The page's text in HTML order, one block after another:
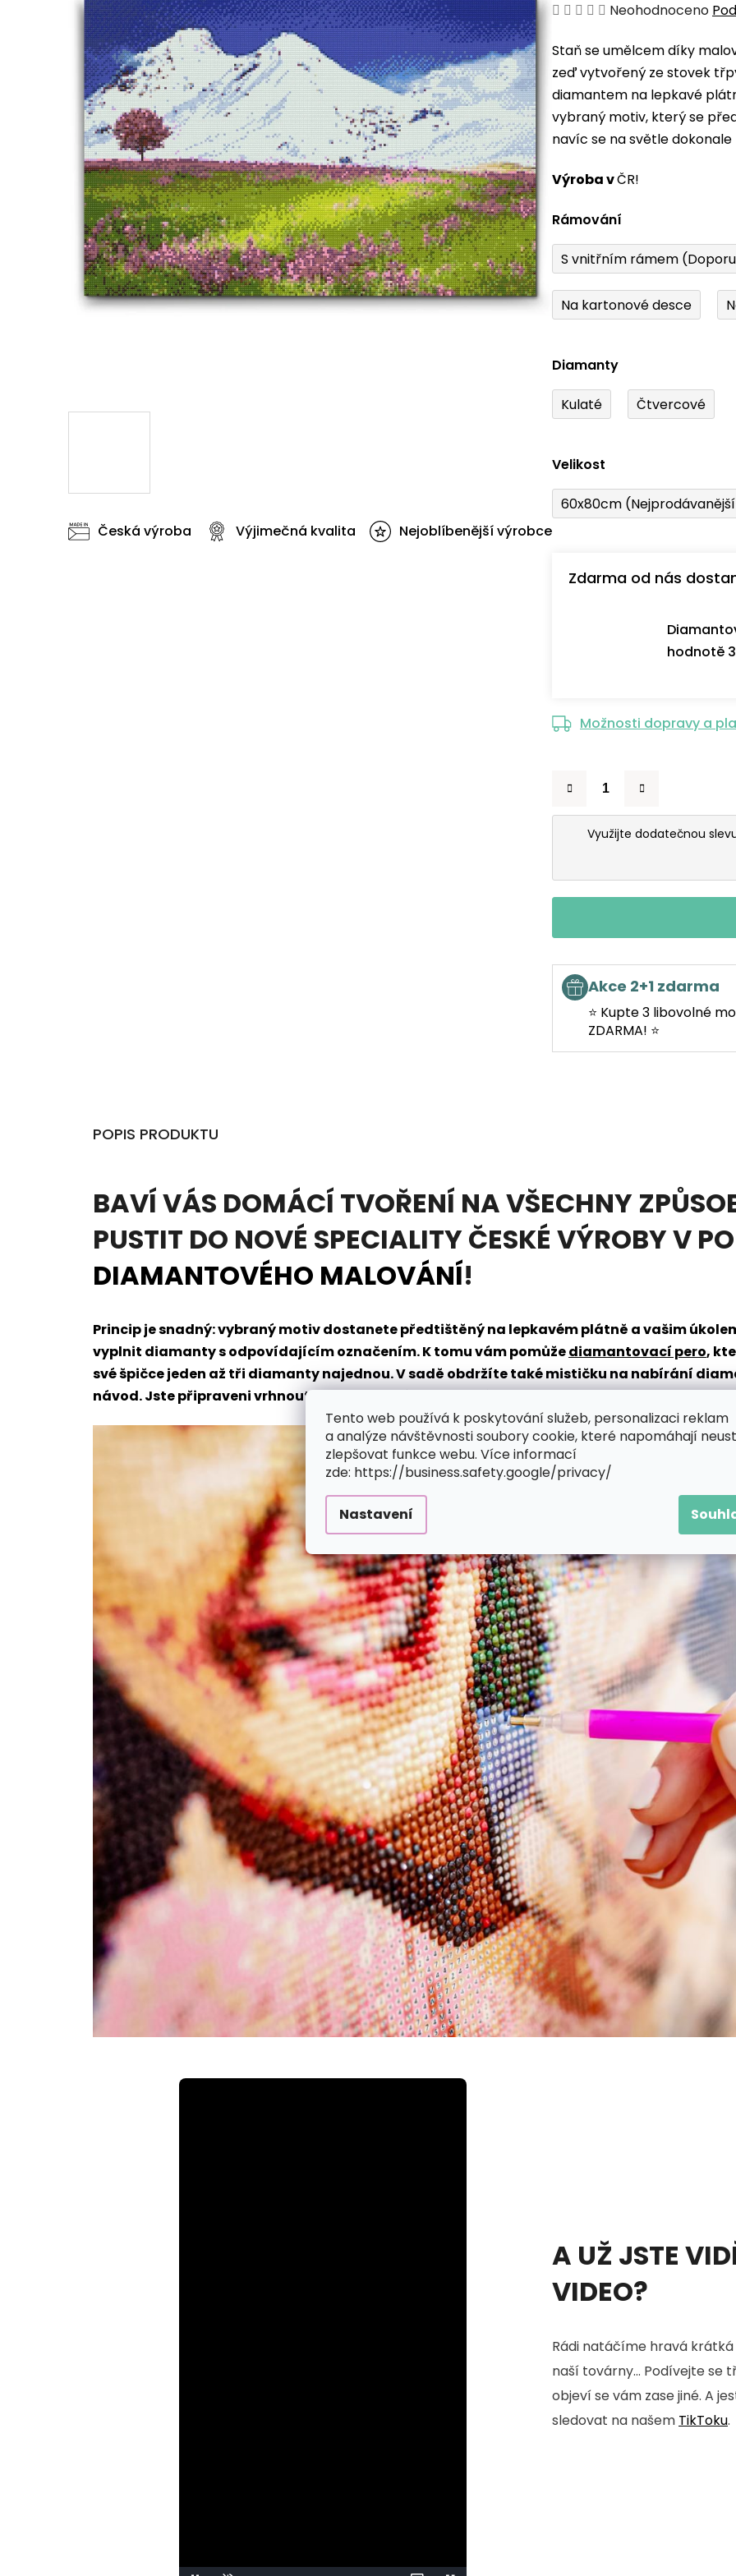
Tento web používá k poskytování služeb, personalizaci reklam
a analýze návštěvnosti soubory cookie, které napomáhají
zlepšovat funkce webu. Více informací
zde: https://business.safety.google/privacy/
Nastavení
Průměrné
produktu
je
0,0
z
5
Neohodnoceno
Staň se umělcem díky
zeď vytvořený ze stovek
diamantem na lepkavé
vybraný motiv, který se
navíc se na světle
Výroba vČR!
Rámování
S vnitřním rámem
Na kartonové desce
Diamanty
Kulaté Čtvercové
Velikost
60x80cm
Zdarma od nás
hodnotě
Možnosti dopravy a
Využijte dodatečnou
Akce 2+1 zdarma
⭐ Kupte 3 libovolné
ZDARMA! ⭐
Česká výroba Výjimečná kvalita Nejoblíbenější výrobce
POPIS PRODUKTU
BAVÍ VÁS DOMÁCÍ TVOŘENÍ NA VŠECHNY
PUSTIT DO NOVÉ SPECIALITY ČESKÉ VÝROBY V
DIAMANTOVÉHO MALOVÁNÍ!
Princip je snadný: vybraný motiv dostanete předtištěný na lepkavém plátně a vašim
vyplnit diamanty s odpovídajícím označením. K tomu vám pomůžediamantovací pero,
své špičce jeden až tři diamanty najednou. V sadě obdržíte také mističku na nabírání
návod. Jste připraveni vrhnout se do třpytivého světa zábavy?
A UŽ JSTE
VIDEO?
Rádi natáčíme hravá krátká
naší továrny... Podívejte se
objeví se vám zase jiné. A
sledovat na našem TikToku.